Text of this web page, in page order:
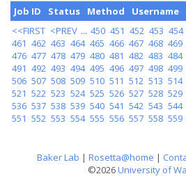
Job ID
Status Method Username
<<FIRST <PREV ... 450 451 452 453 454
461 462 463 464 465 466 467 468 469
476 477 478 479 480 481 482 483 484
491 492 493 494 495 496 497 498 499
506 507 508 509 510 511 512 513 514
521 522 523 524 525 526 527 528 529
536 537 538 539 540 541 542 543 544
551 552 553 554 555 556 557 558 559
Baker Lab | Rosetta@home |
©2026University of